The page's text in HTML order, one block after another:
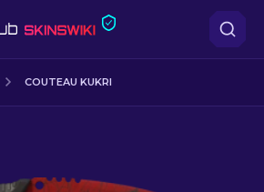
COUTEAU KUKRI